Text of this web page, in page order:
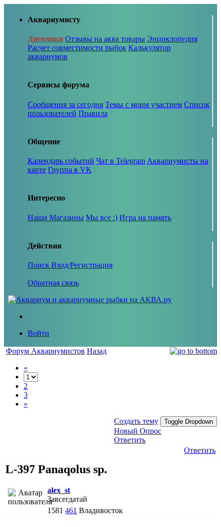
Аквариумисту
Дневники Отзывы на аква товары Энциклопедия
Расчет совместимости рыбок Калькулятор
аквариумов
Сервисы форума
Сообщения за сегодня Темы с моим участием Список
пользователей Правила
Общение
Календарь событий Чат в Telegram Аквариумисты на
карте Группа в VK
Интересно
Наши Магазины Мы все :) Игра на память
Действия
Поиск Вход/Регистрация
Обратная связь
Войти
Форум Аквариумистов Назад
«
2
3
»
Создать тему Toggle Dropdown
Новый Опрос
Ответить
Ответить
L-397 Panaqolus sp.
alex_st
Завсегдатай
1581 461 Владивосток